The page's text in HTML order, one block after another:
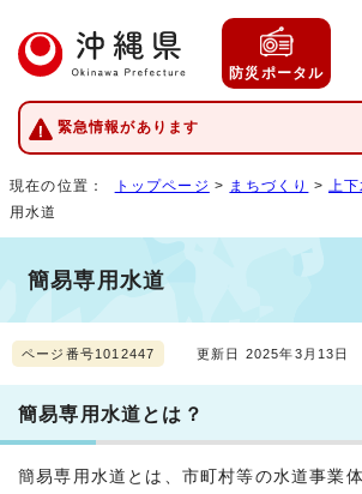
防災ポータル
緊急情報があります
現在の位置： トップページ > まちづくり > 上
用水道
簡易専用水道
ページ番号1012447 更新日 2025年3月13日
簡易専用水道とは？
簡易専用水道とは、市町村等の水道事業